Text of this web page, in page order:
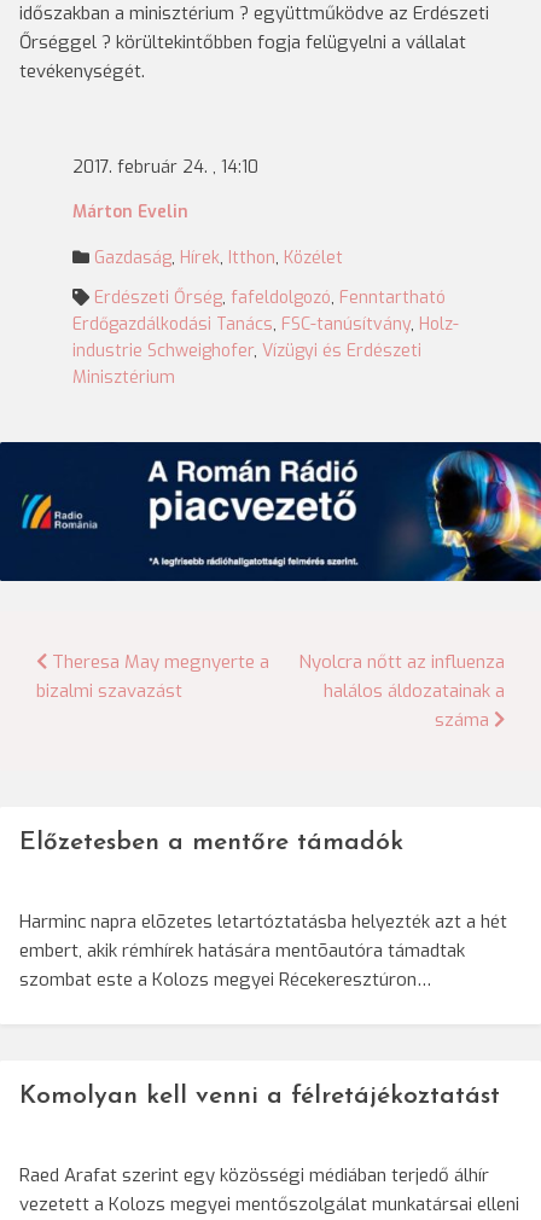
időszakban a minisztérium ? együttműködve az Erdészeti
Őrséggel ? körültekintőbben fogja felügyelni a vállalat
tevékenységét.
2017. február 24. , 14:10
Márton Evelin
Gazdaság, Hírek, Itthon, Közélet
Erdészeti Őrség, fafeldolgozó, Fenntartható
Erdőgazdálkodási Tanács, FSC-tanúsítvány, Holz­
industrie Schweighofer, Vízügyi és Erdészeti
Minisztérium
Bejegyzés
Theresa May megnyerte a
bizalmi szavazást
Nyolcra nőtt az influenza
halálos áldozatainak a
száma
Előzetesben a mentőre támadók
Harminc napra elõzetes letartóztatásba helyezték azt a hét
embert, akik rémhírek hatására mentõautóra támadtak
szombat este a Kolozs megyei Récekeresztúron…
Komolyan kell venni a félretájékoztatást
Raed Arafat szerint egy közösségi médiában terjedő álhír
vezetett a Kolozs megyei mentőszolgálat munkatársai elleni